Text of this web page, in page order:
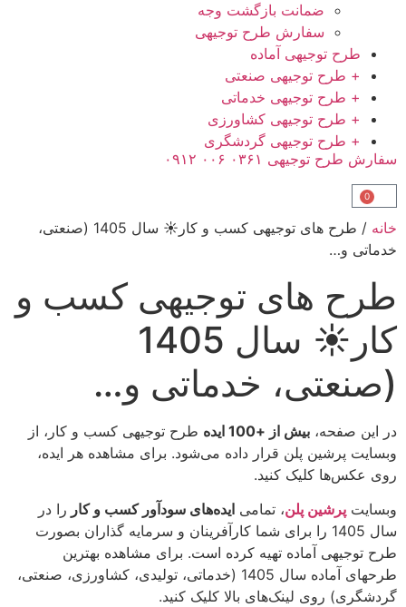
بازگشت وجه
طرح توجیهی
آماده
صنعتی
خدماتی
کشاورزی
گردشگری
۰۰۶ ۰۹۱۲
/ طرح های توجیهی کسب و کار☀️ سال 1405 (صنعتی،
توجیهی کسب و
کار☀️ سال 1405
خدماتی و…
بیش از +100 ایده
طرح‌ توجیهی کسب و کار، از
پلن قرار داده می‌شود. برای مشاهده هر ایده،
کنید.
پلن، تمامیایده‌های سودآور کسب و کاررا در
1405 را برای شما کارآفرینان و سرمایه گذاران بصورت
تهیه کرده است. برای مشاهده بهترین
طرح‎های آماده سال 1405 (خدماتی، تولیدی، کشاورزی، صنعتی،
لینک‌های بالا کلیک کنید.